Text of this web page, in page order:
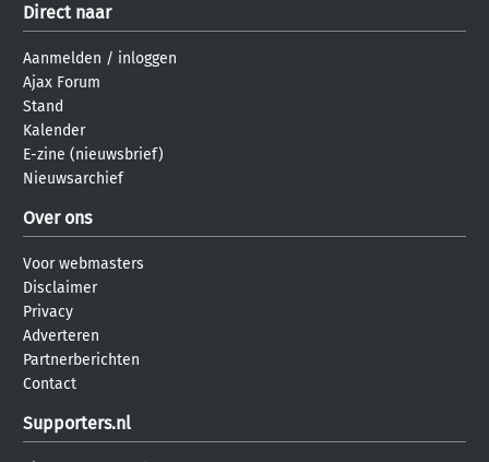
Direct naar
Aanmelden / inloggen
Ajax Forum
Stand
Kalender
E-zine (nieuwsbrief)
Nieuwsarchief
Over ons
Voor webmasters
Disclaimer
Privacy
Adverteren
Partnerberichten
Contact
Supporters.nl